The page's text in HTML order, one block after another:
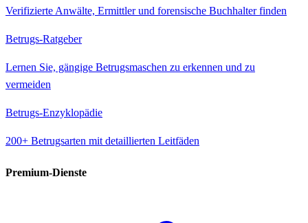
Verifizierte Anwälte, Ermittler und forensische Buchhalter finden
Betrugs-Ratgeber
Lernen Sie, gängige Betrugsmaschen zu erkennen und zu
vermeiden
Betrugs-Enzyklopädie
200+ Betrugsarten mit detaillierten Leitfäden
Premium-Dienste